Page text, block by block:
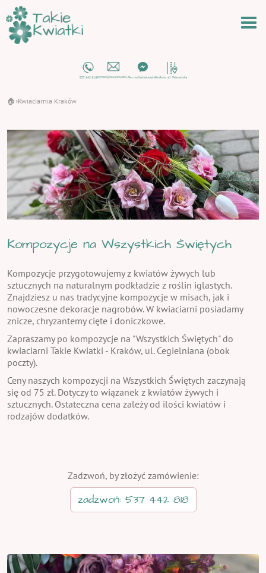
🏠 ›Kwiaciarnia Kraków
Kompozycje na Wszystkich Świętych
Kompozycje przygotowujemy z kwiatów żywych lub
sztucznych na naturalnym podkładzie z roślin iglastych.
Znajdziesz u nas tradycyjne kompozycje w misach, jak i
nowoczesne dekoracje nagrobów. W kwiaciarni posiadamy
znicze, chryzantemy cięte i doniczkowe.
Zapraszamy po kompozycje na "Wszystkich Świętych" do
kwiaciarni Takie Kwiatki - Kraków, ul. Cegielniana (obok
poczty).
Ceny naszych kompozycji na Wszystkich Świętych zaczynają
się od 75 zł. Dotyczy to wiązanek z kwiatów żywych i
sztucznych. Ostateczna cena zależy od ilości kwiatów i
rodzajów dodatków.
Zadzwoń, by złożyć zamówienie:
zadzwoń: 537 442 818